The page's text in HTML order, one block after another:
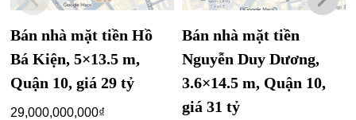
Bán nhà mặt tiền Hồ
Bá Kiện, 5×13.5 m,
Quận 10, giá 29 tỷ
29,000,000,000₫
Bán nhà mặt tiền
Nguyễn Duy Dương,
3.6×14.5 m, Quận 10,
giá 31 tỷ